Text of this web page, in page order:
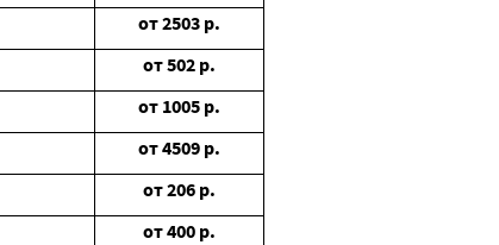
от2503 р.
от502 р.
от 1005 р.
от4509 р.
от206 р.
от400 р.